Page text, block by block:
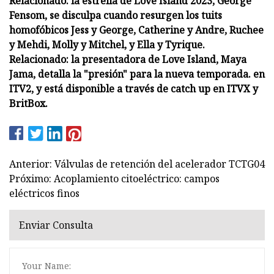
Fensom, se disculpa cuando resurgen los tuits
homofóbicos Jess y George, Catherine y Andre, Ruchee
y Mehdi, Molly y Mitchel, y Ella y Tyrique.
Relacionado: la presentadora de Love Island, Maya
Jama, detalla la "presión" para la nueva temporada. en
ITV2, y está disponible a través de catch up en ITVX y
BritBox.
Anterior: Válvulas de retención del acelerador TCTG04
Próximo: Acoplamiento citoeléctrico: campos
eléctricos finos
Enviar Consulta